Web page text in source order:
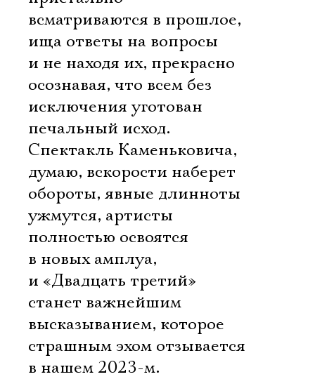
всматриваются в прошлое,
ища ответы на вопросы
и не находя их, прекрасно
осознавая, что всем без
исключения уготован
печальный исход.
Спектакль Каменьковича,
думаю, вскорости наберет
обороты, явные длинноты
ужмутся, артисты
полностью освоятся
в новых амплуа,
и «Двадцать третий»
станет важнейшим
высказыванием, которое
страшным эхом отзывается
в нашем 2023-м.